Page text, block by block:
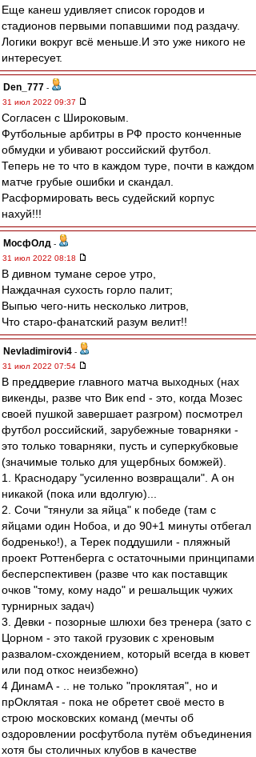
Еще канеш удивляет список городов и
стадионов первыми попавшими под раздачу.
Логики вокруг всё меньше.И это уже никого не
интересует.
Den_777 -
31 июл 2022 09:37
Согласен с Широковым.
Футбольные арбитры в РФ просто конченные
обмудки и убивают российский футбол.
Теперь не то что в каждом туре, почти в каждом
матче грубые ошибки и скандал.
Расформировать весь судейский корпус
нахуй!!!
МосфОлд -
31 июл 2022 08:18
В дивном тумане серое утро,
Наждачная сухость горло палит;
Выпью чего-нить несколько литров,
Что старо-фанатский разум велит!!
Nevladimirovi4 -
31 июл 2022 07:54
В преддверие главного матча выходных (нах
викенды, разве что Вик end - это, когда Мозес
своей пушкой завершает разгром) посмотрел
футбол российский, зарубежные товарняки -
это только товарняки, пусть и суперкубковые
(значимые только для ущербных бомжей).
1. Краснодару "усиленно возвращали". А он
никакой (пока или вдолгую)...
2. Сочи "тянули за яйца" к победе (там с
яйцами один Нобоа, и до 90+1 минуты отбегал
бодренько!), а Терек поддушили - пляжный
проект Роттенберга с остаточными принципами
бесперспективен (разве что как поставщик
очков "тому, кому надо" и решальщик чужих
турнирных задач)
3. Девки - позорные шлюхи без тренера (зато с
Цорном - это такой грузовик с хреновым
развалом-схождением, который всегда в кювет
или под откос неизбежно)
4 ДинамА - .. не только "проклятая", но и
прОклятая - пока не обретет своё место в
строю московских команд (мечты об
оздоровлении росфутбола путём объединения
хотя бы столичных клубов в качестве